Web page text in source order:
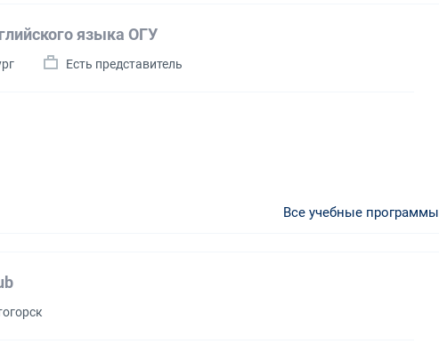
языка ОГУ
Есть представитель
Все учебные программы